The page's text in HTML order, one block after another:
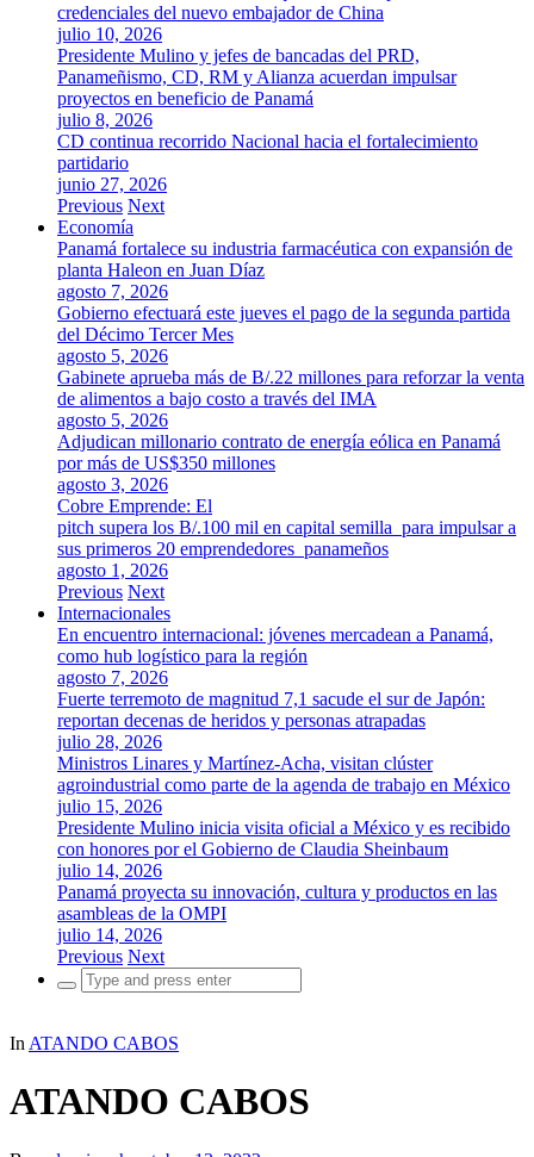
credenciales del nuevo embajador de China
julio 10, 2026
Presidente Mulino y jefes de bancadas del PRD,
Panameñismo, CD, RM y Alianza acuerdan impulsar
proyectos en beneficio de Panamá
julio 8, 2026
CD continua recorrido Nacional hacia el fortalecimiento
partidario
junio 27, 2026
Previous Next
Economía
Panamá fortalece su industria farmacéutica con expansión de
planta Haleon en Juan Díaz
agosto 7, 2026
Gobierno efectuará este jueves el pago de la segunda partida
del Décimo Tercer Mes
agosto 5, 2026
Gabinete aprueba más de B/.22 millones para reforzar la venta
de alimentos a bajo costo a través del IMA
agosto 5, 2026
Adjudican millonario contrato de energía eólica en Panamá
por más de US$350 millones
agosto 3, 2026
Cobre Emprende: El
pitch supera los B/.100 mil en capital semilla para impulsar a
sus primeros 20 emprendedores panameños
agosto 1, 2026
Previous Next
Internacionales
En encuentro internacional: jóvenes mercadean a Panamá,
como hub logístico para la región
agosto 7, 2026
Fuerte terremoto de magnitud 7,1 sacude el sur de Japón:
reportan decenas de heridos y personas atrapadas
julio 28, 2026
Ministros Linares y Martínez-Acha, visitan clúster
agroindustrial como parte de la agenda de trabajo en México
julio 15, 2026
Presidente Mulino inicia visita oficial a México y es recibido
con honores por el Gobierno de Claudia Sheinbaum
julio 14, 2026
Panamá proyecta su innovación, cultura y productos en las
asambleas de la OMPI
julio 14, 2026
Previous Next
Search
for:
In ATANDO CABOS
ATANDO CABOS